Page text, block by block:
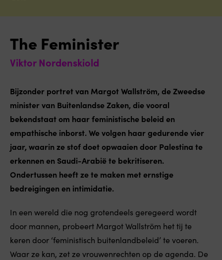
The Feminister
Viktor Nordenskiold
Bijzonder portret van Margot Wallström, de Zweedse
minister van Buitenlandse Zaken, die vooral
bekendstaat om haar feministische beleid en
empathische inborst. We volgen haar gedurende vier
jaar, waarin ze stof doet opwaaien door Palestina te
erkennen en Saudi-Arabië te bekritiseren.
Ondertussen heeft ze te maken met ernstige
bedreigingen en intimidatie.
In een wereld die nog grotendeels geregeerd wordt
door mannen, probeert Margot Wallström het tij te
keren door ‘feministisch buitenlandbeleid’ te voeren.
Waar ze kan, zet ze vrouwenrechten op de agenda. De